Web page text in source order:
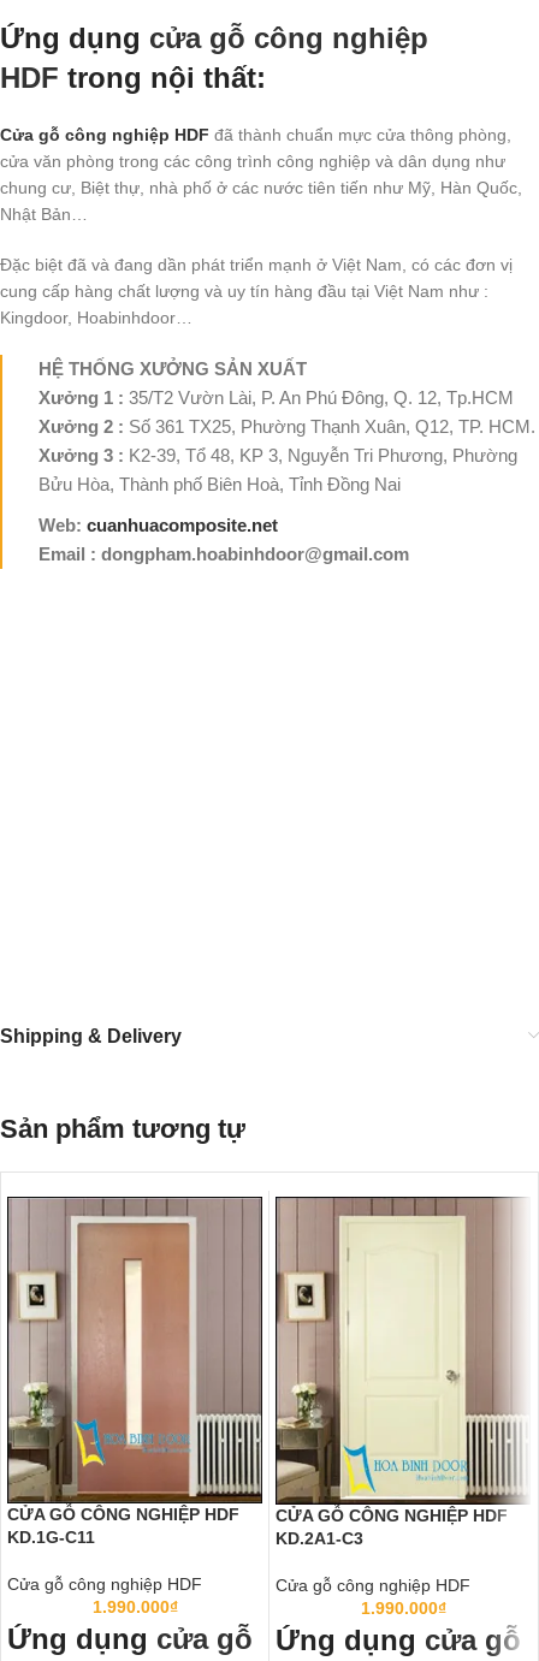
Ứng dụng cửa gỗ công nghiệp
HDF trong nội thất:
Cửa gỗ công nghiệp HDF đã thành chuẩn mực cửa thông phòng,
cửa văn phòng trong các công trình công nghiệp và dân dụng như
chung cư, Biệt thự, nhà phố ở các nước tiên tiến như Mỹ, Hàn Quốc,
Nhật Bản…
Đặc biệt đã và đang dần phát triển mạnh ở Việt Nam, có các đơn vị
cung cấp hàng chất lượng và uy tín hàng đầu tại Việt Nam như :
Kingdoor, Hoabinhdoor…
HỆ THỐNG XƯỞNG SẢN XUẤT
Xưởng 1 : 35/T2 Vườn Lài, P. An Phú Đông, Q. 12, Tp.HCM
Xưởng 2 : Số 361 TX25, Phường Thạnh Xuân, Q12, TP. HCM.
Xưởng 3 : K2-39, Tổ 48, KP 3, Nguyễn Tri Phương, Phường
Bửu Hòa, Thành phố Biên Hoà, Tỉnh Đồng Nai
Web: cuanhuacomposite.net
Email : dongpham.hoabinhdoor@gmail.com
Shipping & Delivery
Sản phẩm tương tự
CỬA GỖ CÔNG NGHIỆP HDF
KD.1G-C11
Cửa gỗ công nghiệp HDF
1.990.000₫
Ứng dụng cửa gỗ
CỬA GỖ CÔNG NGHIỆP HDF
KD.2A1-C3
Cửa gỗ công nghiệp HDF
1.990.000₫
Ứng dụng cửa gỗ